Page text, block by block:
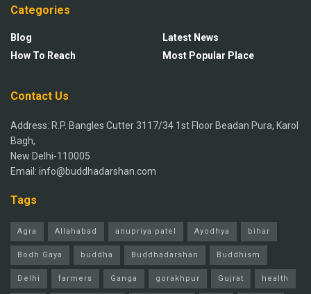
Categories
Blog
How To Reach
Latest News
Most Popular Place
Contact Us
Address: R.P. Bangles Cutter 3117/34 1st Floor Beadan Pura, Karol
Bagh,
New Delhi-110005
Email: info@buddhadarshan.com
Tags
Agra Allahabad anupriya patel Ayodhya bihar
Bodh Gaya buddha Buddhadarshan Buddhism
Delhi farmers Ganga gorakhpur Gujrat health